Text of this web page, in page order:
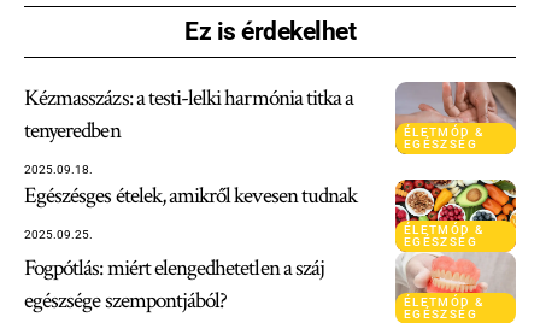
Ez is érdekelhet
ÉLETMÓD &
EGÉSZSÉG
Kézmasszázs: a testi-lelki harmónia titka a
tenyeredben
2025.09.18.
ÉLETMÓD &
EGÉSZSÉG
Egészésges ételek, amikről kevesen tudnak
2025.09.25.
ÉLETMÓD &
EGÉSZSÉG
Fogpótlás: miért elengedhetetlen a száj
egészsége szempontjából?